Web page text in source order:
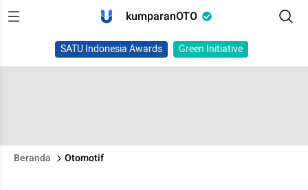
kumparanOTO
SATU Indonesia Awards Green Initiative
Beranda Otomotif